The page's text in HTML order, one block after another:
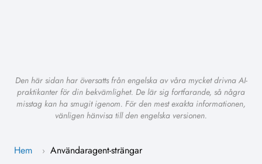
Den här sidan har översatts från engelska av våra mycket drivna AI-
praktikanter för din bekvämlighet. De lär sig fortfarande, så några
misstag kan ha smugit igenom. För den mest exakta informationen,
vänligen hänvisa till den engelska versionen.
Hem › Användaragent-strängar